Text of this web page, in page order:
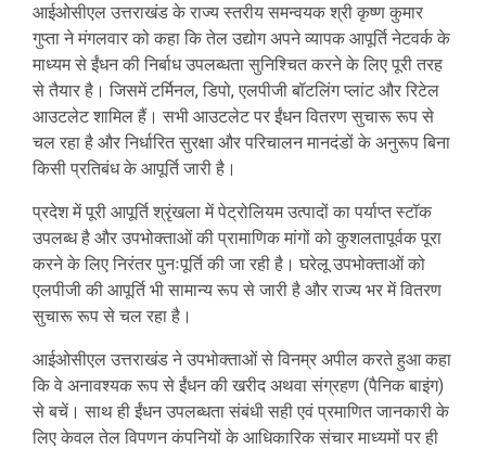
आईओसीएल उत्तराखंड के राज्य स्तरीय समन्वयक श्री कृष्ण कुमार
गुप्ता ने मंगलवार को कहा कि तेल उद्योग अपने व्यापक आपूर्ति नेटवर्क के
माध्यम से ईंधन की निर्बाध उपलब्धता सुनिश्चित करने के लिए पूरी तरह
से तैयार है। जिसमें टर्मिनल, डिपो, एलपीजी बॉटलिंग प्लांट और रिटेल
आउटलेट शामिल हैं। सभी आउटलेट पर ईंधन वितरण सुचारू रूप से
चल रहा है और निर्धारित सुरक्षा और परिचालन मानदंडों के अनुरूप बिना
किसी प्रतिबंध के आपूर्ति जारी है।
प्रदेश में पूरी आपूर्ति श्रृंखला में पेट्रोलियम उत्पादों का पर्याप्त स्टॉक
उपलब्ध है और उपभोक्ताओं की प्रामाणिक मांगों को कुशलतापूर्वक पूरा
करने के लिए निरंतर पुनःपूर्ति की जा रही है। घरेलू उपभोक्ताओं को
एलपीजी की आपूर्ति भी सामान्य रूप से जारी है और राज्य भर में वितरण
सुचारू रूप से चल रहा है।
आईओसीएल उत्तराखंड ने उपभोक्ताओं से विनम्र अपील करते हुआ कहा
कि वे अनावश्यक रूप से ईंधन की खरीद अथवा संग्रहण (पैनिक बाइंग)
से बचें। साथ ही ईंधन उपलब्धता संबंधी सही एवं प्रमाणित जानकारी के
लिए केवल तेल विपणन कंपनियों के आधिकारिक संचार माध्यमों पर ही